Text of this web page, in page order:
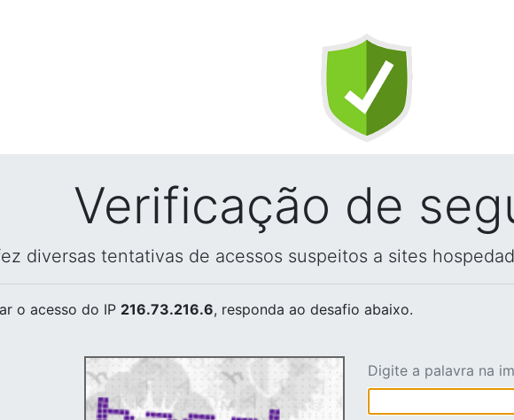
Verificação de
diversas tentativas de acessos suspeitos a sites
o acesso do IP 216.73.216.6, responda ao desafio abaixo.
Digite a palavra na